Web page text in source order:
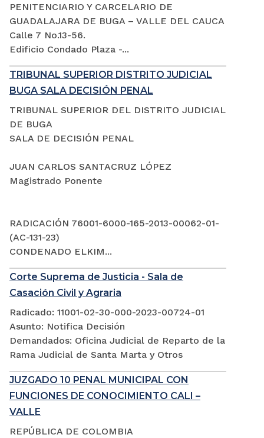
PENITENCIARIO Y CARCELARIO DE
GUADALAJARA DE BUGA – VALLE DEL CAUCA
Calle 7 No.13-56.
Edificio Condado Plaza -...
TRIBUNAL SUPERIOR DISTRITO JUDICIAL
BUGA SALA DECISIÓN PENAL
TRIBUNAL SUPERIOR DEL DISTRITO JUDICIAL
DE BUGA
SALA DE DECISIÓN PENAL
JUAN CARLOS SANTACRUZ LÓPEZ
Magistrado Ponente
RADICACIÓN 76001-6000-165-2013-00062-01-
(AC-131-23)
CONDENADO ELKIM...
Corte Suprema de Justicia - Sala de
Casación Civil y Agraria
Radicado: 11001-02-30-000-2023-00724-01
Asunto: Notifica Decisión
Demandados: Oficina Judicial de Reparto de la
Rama Judicial de Santa Marta y Otros
JUZGADO 10 PENAL MUNICIPAL CON
FUNCIONES DE CONOCIMIENTO CALI –
VALLE
REPÚBLICA DE COLOMBIA